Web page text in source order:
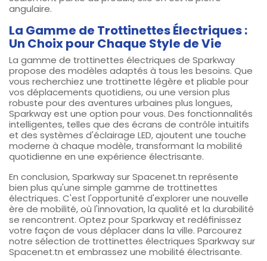
angulaire.
La Gamme de Trottinettes Électriques :
Un Choix pour Chaque Style de Vie
La gamme de trottinettes électriques de Sparkway
propose des modèles adaptés à tous les besoins. Que
vous recherchiez une trottinette légère et pliable pour
vos déplacements quotidiens, ou une version plus
robuste pour des aventures urbaines plus longues,
Sparkway est une option pour vous. Des fonctionnalités
intelligentes, telles que des écrans de contrôle intuitifs
et des systèmes d'éclairage LED, ajoutent une touche
moderne à chaque modèle, transformant la mobilité
quotidienne en une expérience électrisante.
En conclusion, Sparkway sur Spacenet.tn représente
bien plus qu'une simple gamme de trottinettes
électriques. C'est l'opportunité d'explorer une nouvelle
ère de mobilité, où l'innovation, la qualité et la durabilité
se rencontrent. Optez pour Sparkway et redéfinissez
votre façon de vous déplacer dans la ville. Parcourez
notre sélection de trottinettes électriques Sparkway sur
Spacenet.tn et embrassez une mobilité électrisante.